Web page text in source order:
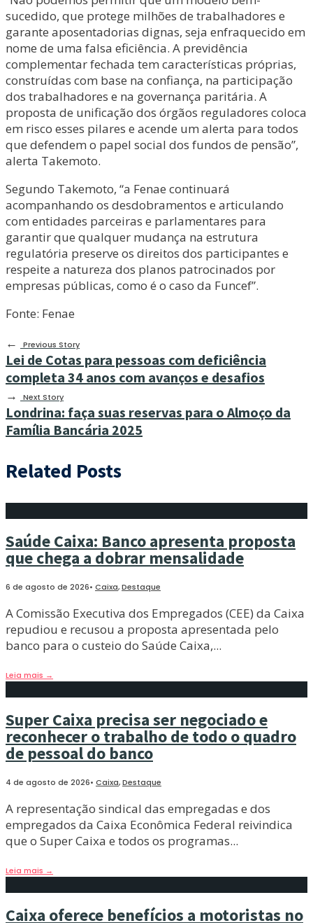
sucedido, que protege milhões de trabalhadores e
garante aposentadorias dignas, seja enfraquecido em
nome de uma falsa eficiência. A previdência
complementar fechada tem características próprias,
construídas com base na confiança, na participação
dos trabalhadores e na governança paritária. A
proposta de unificação dos órgãos reguladores coloca
em risco esses pilares e acende um alerta para todos
que defendem o papel social dos fundos de pensão”,
alerta Takemoto.
Segundo Takemoto, “a Fenae continuará
acompanhando os desdobramentos e articulando
com entidades parceiras e parlamentares para
garantir que qualquer mudança na estrutura
regulatória preserve os direitos dos participantes e
respeite a natureza dos planos patrocinados por
empresas públicas, como é o caso da Funcef”.
Fonte: Fenae
←
Previous Story
Lei de Cotas para pessoas com deficiência
completa 34 anos com avanços e desafios
→ Next Story
Londrina: faça suas reservas para o Almoço da
Família Bancária 2025
Related Posts
Saúde Caixa: Banco apresenta proposta
que chega a dobrar mensalidade
6 de agosto de 2026• Caixa,Destaque
A Comissão Executiva dos Empregados (CEE) da Caixa
repudiou e recusou a proposta apresentada pelo
banco para o custeio do Saúde Caixa,...
Leia mais →
Super Caixa precisa ser negociado e
reconhecer o trabalho de todo o quadro
de pessoal do banco
4 de agosto de 2026• Caixa,Destaque
A representação sindical das empregadas e dos
empregados da Caixa Econômica Federal reivindica
que o Super Caixa e todos os programas...
Leia mais →
Caixa oferece benefícios a motoristas no